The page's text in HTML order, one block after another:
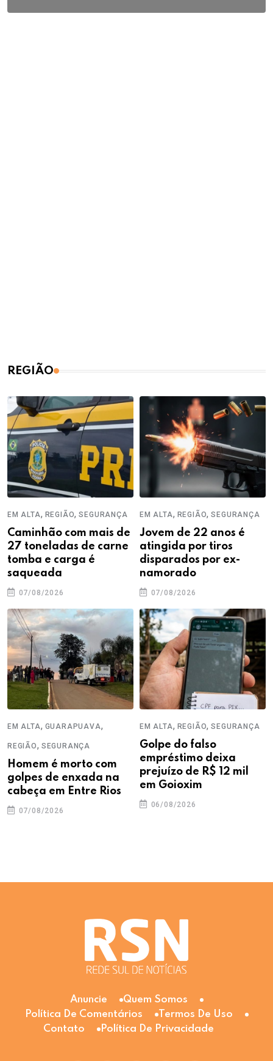
REGIÃO
EM ALTA, REGIÃO,SEGURANÇA
Caminhão com mais de
27 toneladas de carne
tomba e carga é
saqueada
07/08/2026
EM ALTA, REGIÃO,SEGURANÇA
Jovem de 22 anos é
atingida por tiros
disparados por ex-
namorado
07/08/2026
EM ALTA, GUARAPUAVA,
REGIÃO, SEGURANÇA
Homem é morto com
golpes de enxada na
cabeça em Entre Rios
07/08/2026
EM ALTA, REGIÃO,SEGURANÇA
Golpe do falso
empréstimo deixa
prejuízo de R$ 12 mil
em Goioxim
06/08/2026
Anuncie
Quem Somos
Política De Comentários
Termos De Uso
Contato
Política De Privacidade